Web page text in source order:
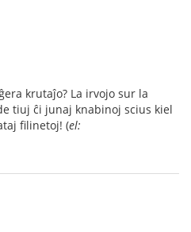
krutaĵo? La irvojo sur la
tiuj ĉi junaj knabinoj scius kiel
filinetoj! (el: